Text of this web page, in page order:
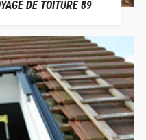
DE TOITURE 89